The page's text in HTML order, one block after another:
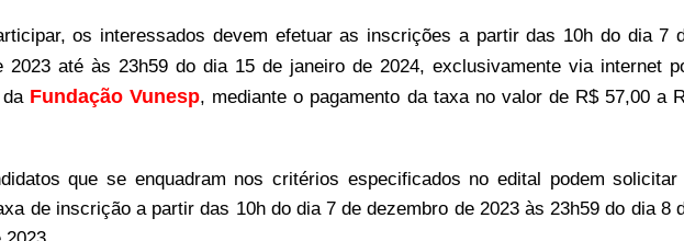
os interessados devem efetuar as inscrições a partir das 10h do dia 7
2023 até às 23h59 do dia 15 de janeiro de 2024, exclusivamente via internet
Fundação Vunesp, mediante o pagamento da taxa no valor de R$ 57,00 a
que se enquadram nos critérios especificados no edital podem solicitar
de inscrição a partir das 10h do dia 7 de dezembro de 2023 às 23h59 do dia 8